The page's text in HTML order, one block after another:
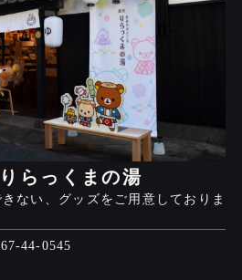
らっくまの湯
ない、グッズをご用意しておりま
44-0545